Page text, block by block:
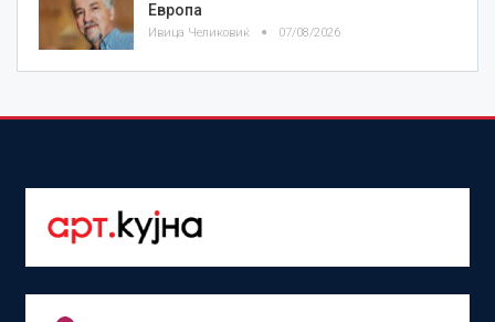
Европа
Ивица Челиковиќ 07/08/2026